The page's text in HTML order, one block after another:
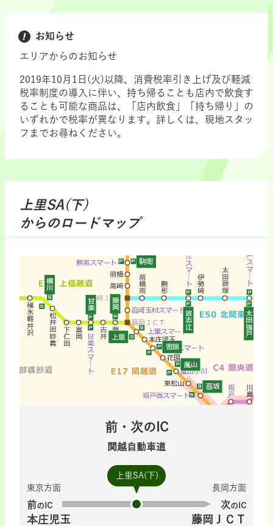
お知らせ
エリアからのお知らせ
2019年10月1日(火)以降、消費税率引き上げ及び軽減
税率制度の導入に伴い、持ち帰ることも店内で飲食す
ることも可能な商品は、「店内飲食」「持ち帰り」の
いずれかで税率が異なります。詳しくは、現地スタッ
フまでお尋ねください。
上里SA(下)
からのロードマップ
前・次のIC
関越自動車道
上里SA(下)
東京方面
前のIC
本庄児玉
長岡方面
次のIC
藤岡ＪＣＴ